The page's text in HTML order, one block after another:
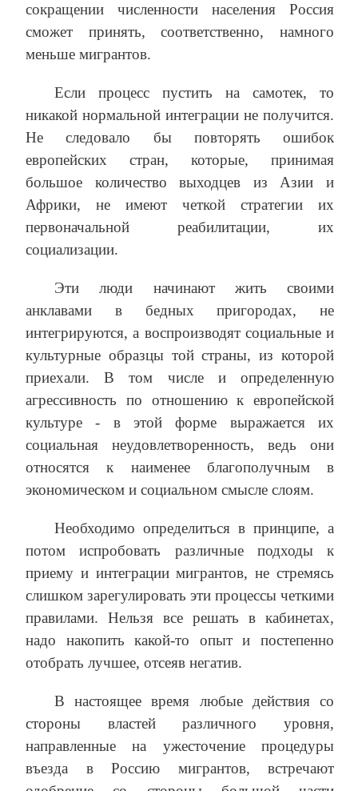
сокращении численности населения Россия
сможет принять, соответственно, намного
меньше мигрантов.
Если процесс пустить на самотек, то
никакой нормальной интеграции не получится.
Не следовало бы повторять ошибок
европейских стран, которые, принимая
большое количество выходцев из Азии и
Африки, не имеют четкой стратегии их
первоначальной реабилитации, их
социализации.
Эти люди начинают жить своими
анклавами в бедных пригородах, не
интегрируются, а воспроизводят социальные и
культурные образцы той страны, из которой
приехали. В том числе и определенную
агрессивность по отношению к европейской
культуре - в этой форме выражается их
социальная неудовлетворенность, ведь они
относятся к наименее благополучным в
экономическом и социальном смысле слоям.
Необходимо определиться в принципе, а
потом испробовать различные подходы к
приему и интеграции мигрантов, не стремясь
слишком зарегулировать эти процессы четкими
правилами. Нельзя все решать в кабинетах,
надо накопить какой-то опыт и постепенно
отобрать лучшее, отсеяв негатив.
В настоящее время любые действия со
стороны властей различного уровня,
направленные на ужесточение процедуры
въезда в Россию мигрантов, встречают